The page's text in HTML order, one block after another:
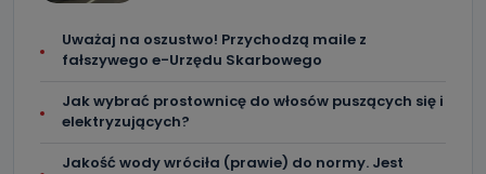
Uważaj na oszustwo! Przychodzą maile z
fałszywego e-Urzędu Skarbowego
Jak wybrać prostownicę do włosów puszących się i
elektryzujących?
Jakość wody wróciła (prawie) do normy. Jest